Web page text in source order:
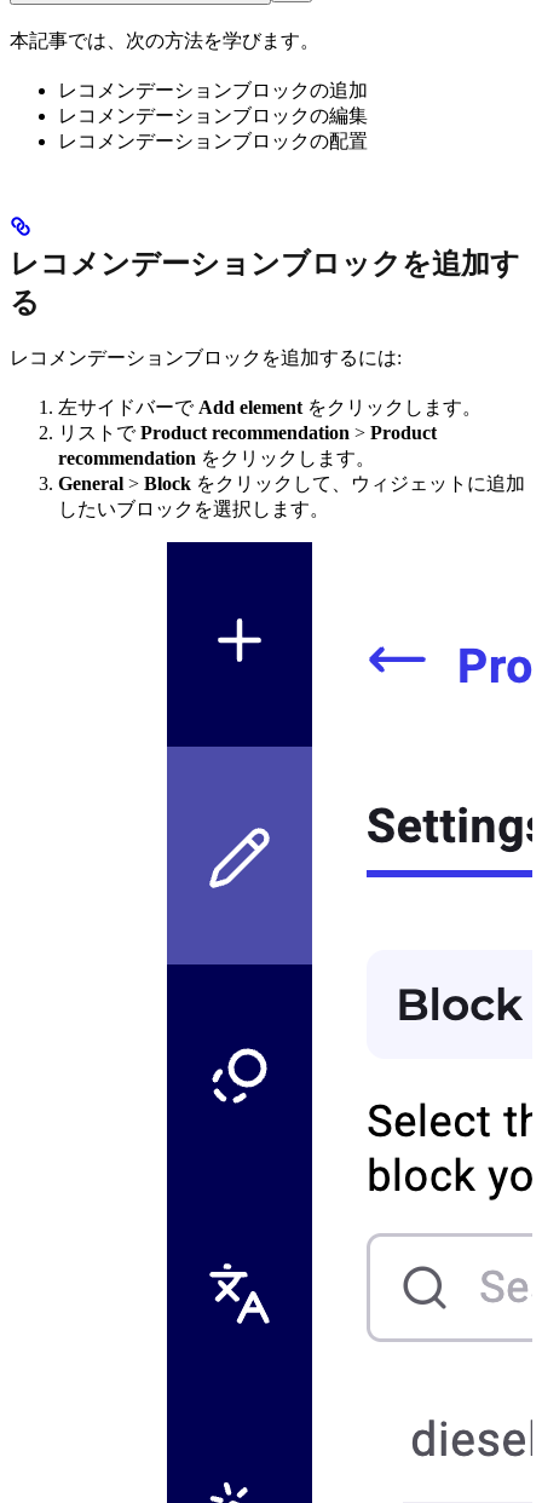
本記事では、次の方法を学びます。
レコメンデーションブロックの追加
レコメンデーションブロックの編集
レコメンデーションブロックの配置
レコメンデーションブロックを追加す
る
レコメンデーションブロックを追加するには:
左サイドバーで Add element をクリックします。
リストでProduct recommendation > Product
recommendation をクリックします。
General > Block をクリックして、ウィジェットに追加
したいブロックを選択します。